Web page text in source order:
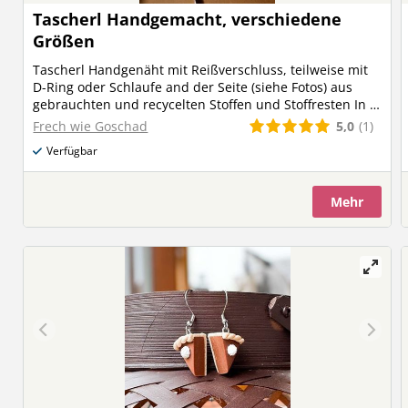
Tascherl Handgemacht, verschiedene
Größen
Tascherl Handgenäht mit Reißverschluss, teilweise mit
D-Ring oder Schlaufe and der Seite (siehe Fotos) aus
gebrauchten und recycelten Stoffen und Stoffresten In 2
Größen: M: ca. 20x13x6 cm (B/H/T) € 20.- L: ca. 22,5x16x7
cm (B/H/T) € 22.- innen abgesteppt = gut gepolstert
Innenstoffe variieren je nach Stoffzuschnitt Andere
Größen, Farben, Sprüche auch gerne auf Anfrage
möglich - ganz individuell für Dich gemacht. Meld dich
Frech wie Goschad 5,0 (1)
Verfügbar
Mehr